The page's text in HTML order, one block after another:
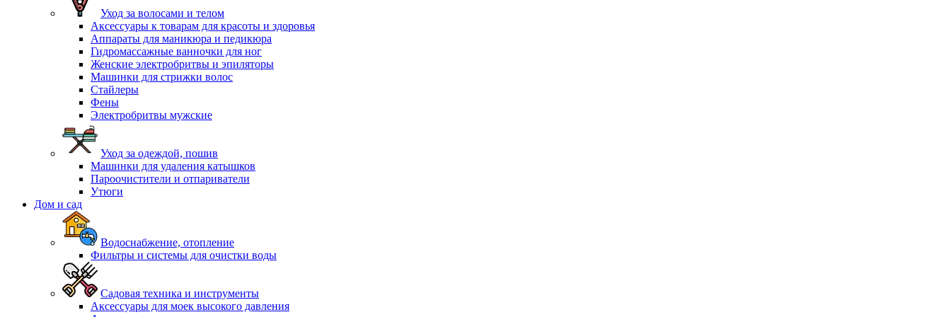
Уход за волосами и телом
Аксессуары к товарам для красоты и здоровья
Аппараты для маникюра и педикюра
Гидромассажные ванночки для ног
Женские электробритвы и эпиляторы
Машинки для стрижки волос
Стайлеры
Фены
Электробритвы мужские
Уход за одеждой, пошив
Машинки для удаления катышков
Пароочистители и отпариватели
Утюги
Дом и сад
Водоснабжение, отопление
Фильтры и системы для очистки воды
Садовая техника и инструменты
Аксессуары для моек высокого давления